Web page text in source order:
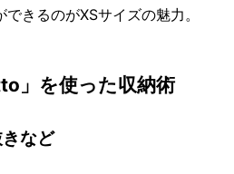
きるのがXSサイズの魅力。
」を使った収納術
など